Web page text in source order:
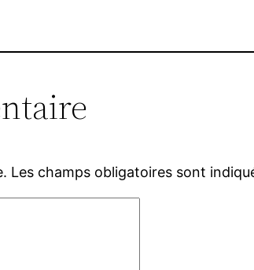
Les champs obligatoires sont